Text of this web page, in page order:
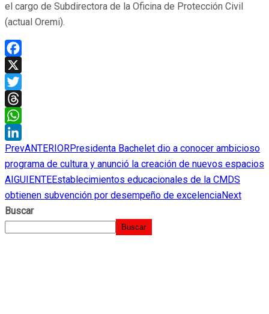
el cargo de Subdirectora de la Oficina de Protección Civil
(actual Oremi).
Facebook
X
Twitter
Threads
WhatsApp
LinkedIn
PrevANTERIORPresidenta Bachelet dio a conocer ambicioso
programa de cultura y anunció la creación de nuevos espacios
AIGUIENTEEstablecimientos educacionales de la CMDS
obtienen subvención por desempeño de excelenciaNext
Buscar
Buscar